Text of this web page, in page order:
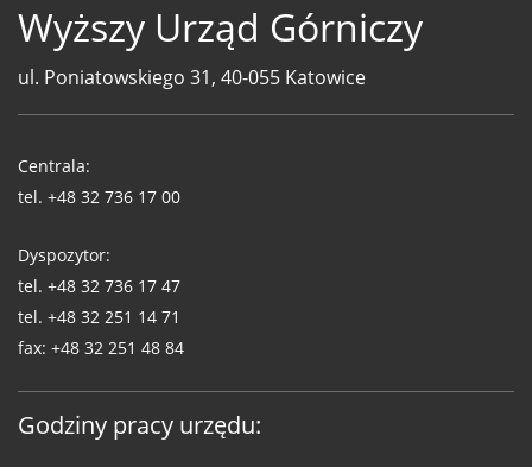
Wyższy Urząd Górniczy
ul. Poniatowskiego 31, 40-055 Katowice
WUG
Centrala:
tel. +48 32 736 17 00
Dyspozytor:
tel. +48 32 736 17 47
tel. +48 32 251 14 71
fax: +48 32 251 48 84
Godziny pracy urzędu: